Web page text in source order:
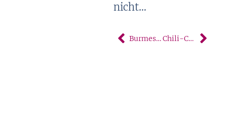
nicht…
Burmesisch naschen in Singapur Chili-Crab mit Bier – lob ich mir!